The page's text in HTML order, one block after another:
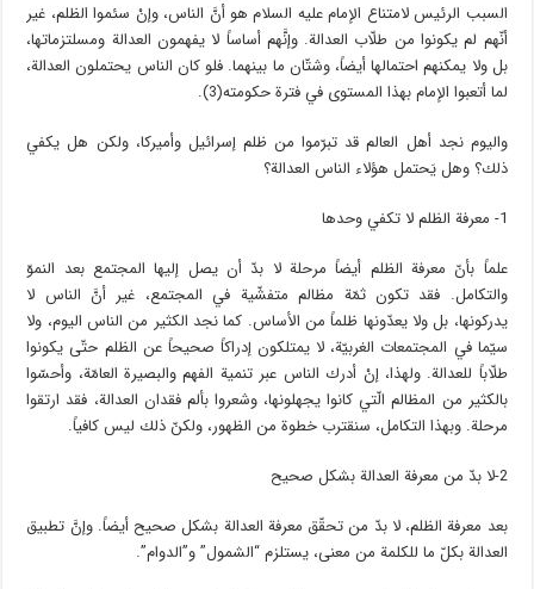
السبب الرئيس لامتناع الإمام عليه السلام هو أنَّ الناس، وإنْ سئموا الظلم، غير
أنّهم لم يكونوا من طلّاب العدالة. وإنَّهم أساساً لا يفهمون العدالة ومسلتزماتها،
بل ولا يمكنهم احتمالها أيضاً، وشتّان ما بينهما. فلو كان الناس يحتملون العدالة،
لما أتعبوا الإمام بهذا المستوى في فترة حكومته(3).
واليوم نجد أهل العالم قد تبرّموا من ظلم إسرائيل وأميركا، ولكن هل يكفي
ذلك؟ وهل يَحتمل هؤلاء الناس العدالة؟
1- معرفة الظلم لا تكفي وحدها
علماً بأنّ معرفة الظلم أيضاً مرحلة لا بدّ أن يصل إليها المجتمع بعد النموّ
والتكامل. فقد تكون ثمّة مظالم متفشّية في المجتمع، غير أنَّ الناس لا
يدركونها، بل ولا يعدّونها ظلماً من الأساس. كما نجد الكثير من الناس اليوم، ولا
سيّما في المجتمعات الغربيّة، لا يمتلكون إدراكاً صحيحاً عن الظلم حتّى يكونوا
طلّاباً للعدالة. ولهذا، إنْ أدرك الناس عبر تنمية الفهم والبصيرة العامّة، وأحسّوا
بالكثير من المظالم الّتي كانوا يجهلونها، وشعروا بألم فقدان العدالة، فقد ارتقوا
مرحلة. وبهذا التكامل، سنقترب خطوة من الظهور، ولكنّ ذلك ليس كافياً.
2-لا بدّ من معرفة العدالة بشكل صحيح
بعد معرفة الظلم، لا بدّ من تحقّق معرفة العدالة بشكل صحيح أيضاً. وإنَّ تطبيق
العدالة بكلّ ما للكلمة من معنى، يستلزم “الشمول” و”الدوام”.